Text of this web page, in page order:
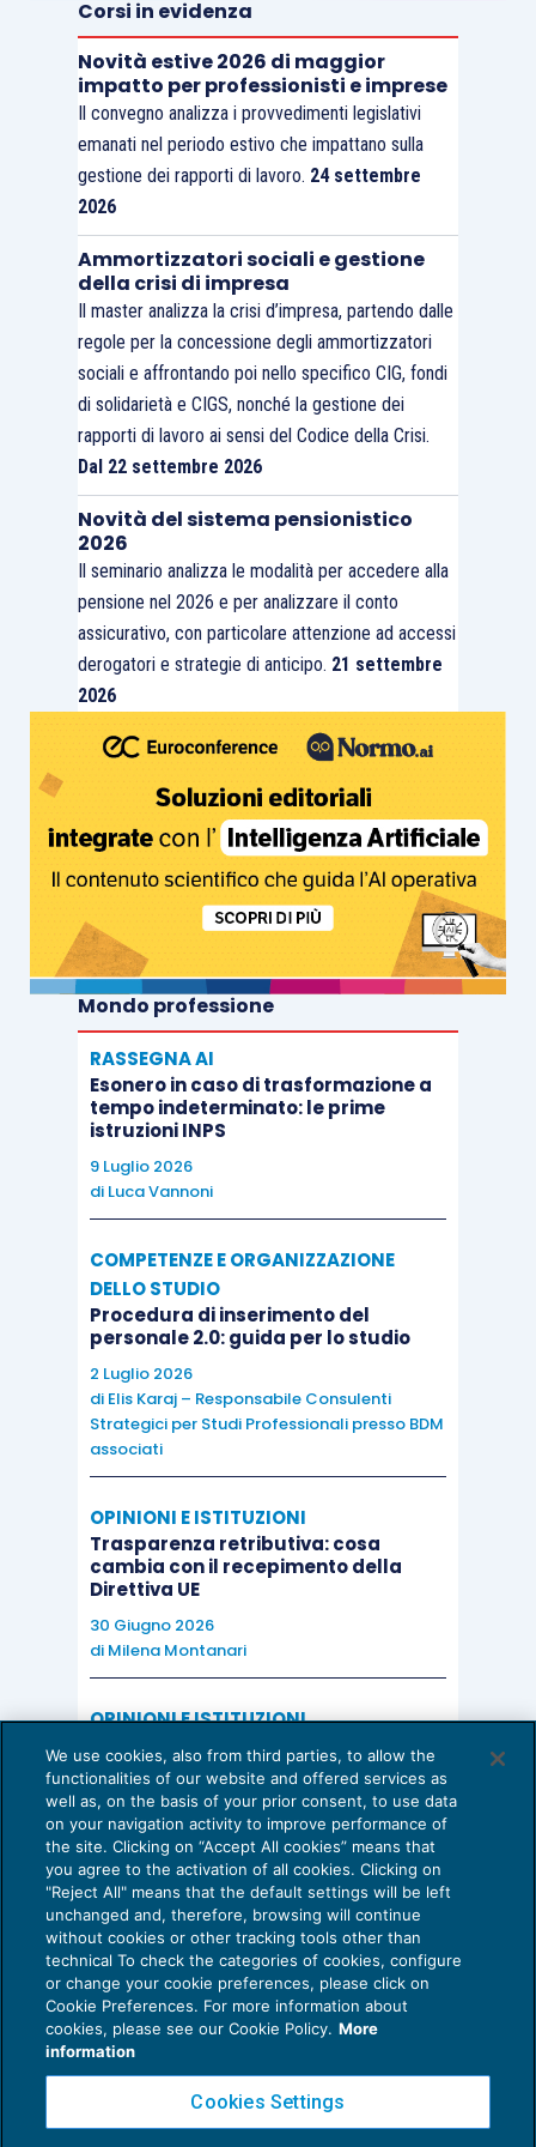
L’omesso o parziale pagamento della prima rata
determina l’annullamento della rateazione
concessa e del piano di ammortamento.
L’omesso o il parziale pagamento di 3 rate, anche
non consecutive, successive alla prima
determina la revoca della rateazione con effetto
dalla data di adozione del relativo provvedimento,
con il quale viene chiesto l’integrale pagamento
del debito residuo.
Corsi in evidenza
Novità estive 2026 di maggior
impatto per professionisti e imprese
Il convegno analizza i provvedimenti legislativi
emanati nel periodo estivo che impattano sulla
gestione dei rapporti di lavoro. 24 settembre
2026
Ammortizzatori sociali e gestione
della crisi di impresa
Il master analizza la crisi d’impresa, partendo dalle
regole per la concessione degli ammortizzatori
sociali e affrontando poi nello specifico CIG, fondi
di solidarietà e CIGS, nonché la gestione dei
rapporti di lavoro ai sensi del Codice della Crisi.
Dal 22 settembre 2026
Novità del sistema pensionistico
2026
Il seminario analizza le modalità per accedere alla
pensione nel 2026 e per analizzare il conto
assicurativo, con particolare attenzione ad accessi
derogatori e strategie di anticipo. 21 settembre
2026
Mondo professione
RASSEGNA AI
Esonero in caso di trasformazione a
tempo indeterminato: le prime
istruzioni INPS
9 Luglio 2026
di Luca Vannoni
COMPETENZE E ORGANIZZAZIONE
DELLO STUDIO
Procedura di inserimento del
personale 2.0: guida per lo studio
2 Luglio 2026
di Elis Karaj – Responsabile Consulenti
Strategici per Studi Professionali presso BDM
associati
OPINIONI E ISTITUZIONI
Trasparenza retributiva: cosa
cambia con il recepimento della
Direttiva UE
30 Giugno 2026
di Milena Montanari
OPINIONI E ISTITUZIONI
Valorizzare il potenziale dello Studio:
una riflessione sul futuro della
consulenza del lavoro
15 Giugno 2026
di Milena Montanari
Privacy Policy
Cookie Policy
We use cookies, also from third parties, to allow the
functionalities of our website and offered services as
well as, on the basis of your prior consent, to use data
on your navigation activity to improve performance of
the site. Clicking on “Accept All cookies” means that
you agree to the activation of all cookies. Clicking on
"Reject All" means that the default settings will be left
unchanged and, therefore, browsing will continue
without cookies or other tracking tools other than
technical To check the categories of cookies, configure
or change your cookie preferences, please click on
Cookie Preferences. For more information about
cookies, please see our Cookie Policy. More
information
Cookies Settings